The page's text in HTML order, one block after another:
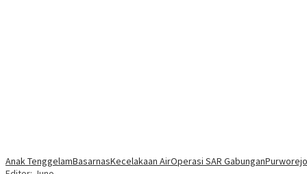
Anak TenggelamBasarnasKecelakaan AirOperasi SAR GabunganPurworejo